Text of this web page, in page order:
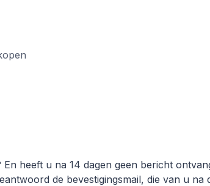
heeft u na 14 dagen geen bericht
de bevestigingsmail, die van u na